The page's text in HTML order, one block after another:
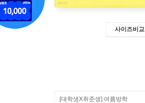
사이즈비교
[대학생X취준생] 여름방학